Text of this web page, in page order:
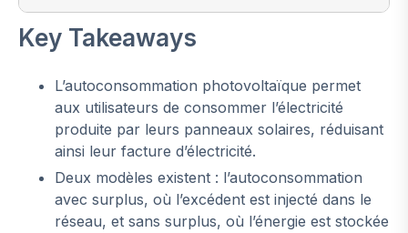
Key Takeaways
L’autoconsommation photovoltaïque permet
aux utilisateurs de consommer l’électricité
produite par leurs panneaux solaires, réduisant
ainsi leur facture d’électricité.
Deux modèles existent : l’autoconsommation
avec surplus, où l’excédent est injecté dans le
réseau, et sans surplus, où l’énergie est stockée